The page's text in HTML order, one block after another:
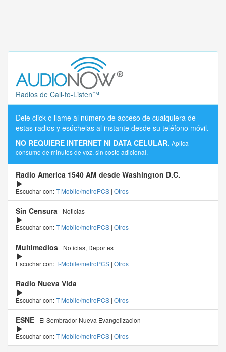
Radios de Call-to-Listen™
Dele click o llame al número de acceso de cualquiera de
estas radios y esúchelas al instante desde su teléfono móvil.
NO REQUIERE INTERNET NI DATA CELULAR. Aplica
consumo de minutos de voz, sin costo adicional.
Radio America 1540 AM desde Washington D.C.
Escuchar con:T-Mobile/metroPCS | Otros
Sin Censura
Noticias
Escuchar con:T-Mobile/metroPCS | Otros
Multimedios
Noticias, Deportes
Escuchar con:T-Mobile/metroPCS | Otros
Radio Nueva Vida
Escuchar con:T-Mobile/metroPCS | Otros
ESNE
El Sembrador Nueva Evangelizacion
Escuchar con:T-Mobile/metroPCS | Otros